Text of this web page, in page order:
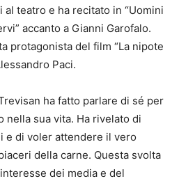
teatro e ha recitato in “Uomini
accanto a Gianni Garofalo.
protagonista del film “La nipote
Paci.
ha fatto parlare di sé per
nella sua vita. Ha rivelato di
e di voler attendere il vero
della carne. Questa svolta
dei media e del